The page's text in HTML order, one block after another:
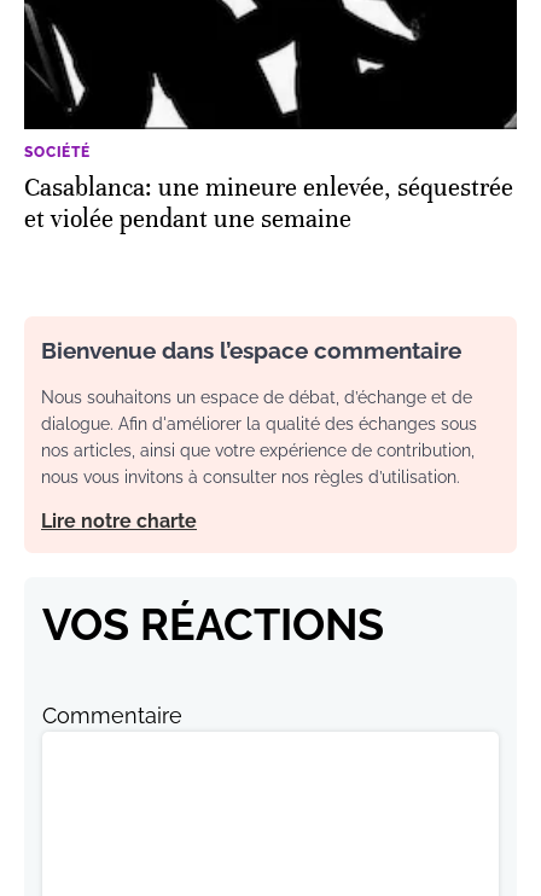
SOCIÉTÉ
Casablanca: une mineure enlevée, séquestrée
et violée pendant une semaine
Bienvenue dans l’espace commentaire
Nous souhaitons un espace de débat, d’échange et de
dialogue. Afin d'améliorer la qualité des échanges sous
nos articles, ainsi que votre expérience de contribution,
nous vous invitons à consulter nos règles d’utilisation.
Lire notre charte
VOS RÉACTIONS
Commentaire